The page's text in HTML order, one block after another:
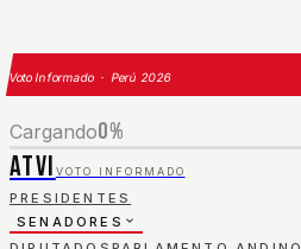
Voto Informado · Perú 2026
Cargando0%
ATVI VOTO INFORMADO
PRESIDENTES
SENADORES